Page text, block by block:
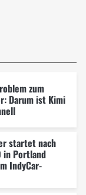
zum
Darum ist Kimi
startet nach
in Portland
IndyCar-